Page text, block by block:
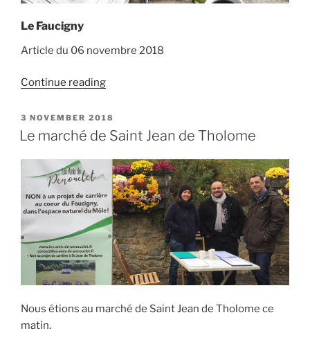
Le Faucigny
Article du 06 novembre 2018
Continue reading“Saddier
carriériste
?”
POSTED
ON
3 NOVEMBER 2018
Le marché de Saint Jean de Tholome
Nous étions au marché de Saint Jean de Tholome ce
matin.